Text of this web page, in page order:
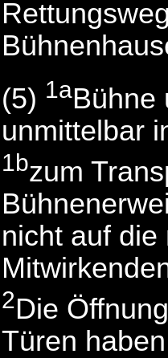
(5) 1aBühne
unmittelbar
1bzum
nicht auf
2Die
Türen